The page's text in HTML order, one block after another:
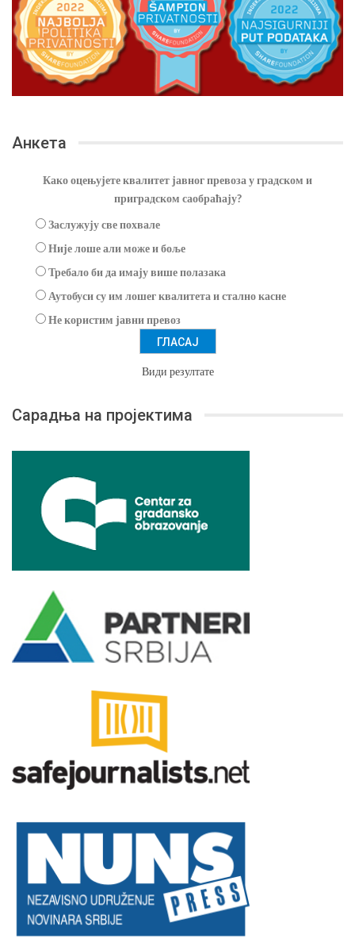
Анкета
Како оцењујете квалитет јавног превоза у градском и
приградском саобраћају?
Заслужују све похвале
Није лоше али може и боље
Требало би да имају више полазака
Аутобуси су им лошег квалитета и стално касне
Не користим јавни превоз
Види резултате
Сарадња на пројектима